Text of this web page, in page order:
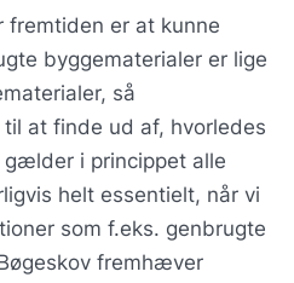
fremtiden er at kunne
byggematerialer er lige
så
at finde ud af, hvorledes
i princippet alle
helt essentielt, når vi
som f.eks. genbrugte
fremhæver